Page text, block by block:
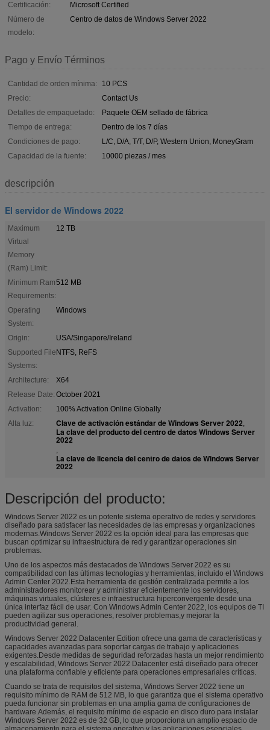
Certificación:
Microsoft Certified
Número de
modelo:
Centro de datos de Windows Server 2022
Pago y Envío Términos
Cantidad de orden mínima:
10 PCS
Precio:
Contact Us
Detalles de empaquetado:
Paquete OEM sellado de fábrica
Tiempo de entrega:
Dentro de los 7 días
Condiciones de pago:
L/C, D/A, T/T, D/P, Western Union, MoneyGram
Capacidad de la fuente:
10000 piezas / mes
descripción
El servidor de Windows 2022
Maximum
Virtual
Memory
(Ram) Limit:
12 TB
Minimum Ram
Requirements:
512 MB
Operating
System:
Windows
Origin:
USA/Singapore/Ireland
Supported File
Systems:
NTFS, ReFS
Architecture:
X64
Release Date: October 2021
Activation:
100% Activation Online Globally
Alta luz:
Clave de activación estándar de Windows Server 2022,
La clave del producto del centro de datos Windows Server
2022
,
La clave de licencia del centro de datos de Windows Server
2022
Descripción del producto:
Windows Server 2022 es un potente sistema operativo de redes y servidores
diseñado para satisfacer las necesidades de las empresas y organizaciones
modernas.Windows Server 2022 es la opción ideal para las empresas que
buscan optimizar su infraestructura de red y garantizar operaciones sin
problemas.
Uno de los aspectos más destacados de Windows Server 2022 es su
compatibilidad con las últimas tecnologías y herramientas, incluido el Windows
Admin Center 2022.Esta herramienta de gestión centralizada permite a los
administradores monitorear y administrar eficientemente los servidores,
máquinas virtuales, clústeres e infraestructura hiperconvergente desde una
única interfaz fácil de usar. Con Windows Admin Center 2022, los equipos de TI
pueden agilizar sus operaciones, resolver problemas,y mejorar la
productividad general.
Windows Server 2022 Datacenter Edition ofrece una gama de características y
capacidades avanzadas para soportar cargas de trabajo y aplicaciones
exigentes.Desde medidas de seguridad reforzadas hasta un mejor rendimiento
y escalabilidad, Windows Server 2022 Datacenter está diseñado para ofrecer
una plataforma confiable y eficiente para operaciones empresariales críticas.
Cuando se trata de requisitos del sistema, Windows Server 2022 tiene un
requisito mínimo de RAM de 512 MB, lo que garantiza que el sistema operativo
pueda funcionar sin problemas en una amplia gama de configuraciones de
hardware.Además, el requisito mínimo de espacio en disco duro para instalar
Windows Server 2022 es de 32 GB, lo que proporciona un amplio espacio de